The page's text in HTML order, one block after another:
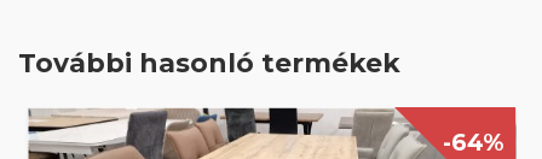
További hasonló termékek
-64%